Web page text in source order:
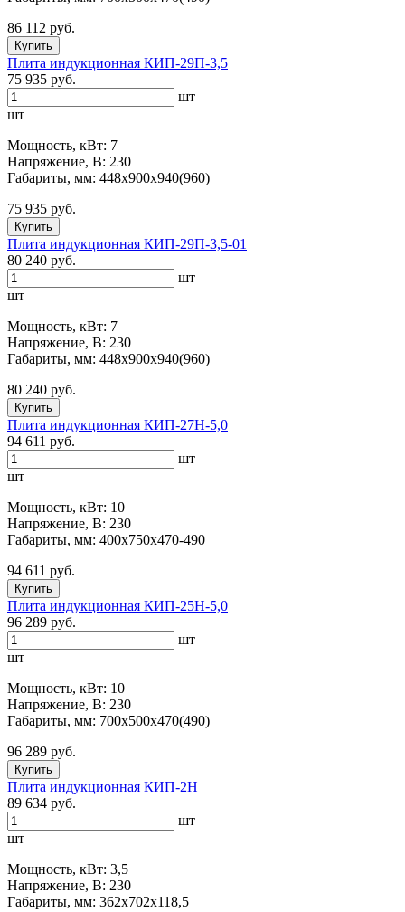
86 112 руб.
Купить
Плита индукционная КИП-29П-3,5
75 935 руб.
шт
шт
Мощность, кВт: 7
Напряжение, В: 230
Габариты, мм: 448х900х940(960)
75 935 руб.
Купить
Плита индукционная КИП-29П-3,5-01
80 240 руб.
шт
шт
Мощность, кВт: 7
Напряжение, В: 230
Габариты, мм: 448х900х940(960)
80 240 руб.
Купить
Плита индукционная КИП-27Н-5,0
94 611 руб.
шт
шт
Мощность, кВт: 10
Напряжение, В: 230
Габариты, мм: 400х750х470-490
94 611 руб.
Купить
Плита индукционная КИП-25Н-5,0
96 289 руб.
шт
шт
Мощность, кВт: 10
Напряжение, В: 230
Габариты, мм: 700х500х470(490)
96 289 руб.
Купить
Плита индукционная КИП-2Н
89 634 руб.
шт
шт
Мощность, кВт: 3,5
Напряжение, В: 230
Габариты, мм: 362х702х118,5